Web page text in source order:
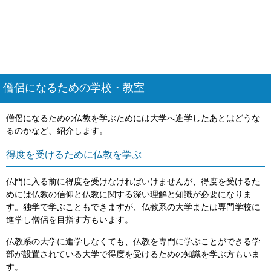
僧侶になるための学校・教室
僧侶になるための仏教を学ぶためには大学へ進学したあとはどうな
るのかなど、紹介します。
得度を受けるために仏教を学ぶ
仏門に入る前に得度を受けなければいけませんが、得度を受けるた
めには仏教の信仰と仏教に関する深い理解と知識が必要になりま
す。独学で学ぶこともできますが、仏教系の大学または専門学校に
進学し僧侶を目指す方もいます。
仏教系の大学に進学しなくても、仏教を専門に学ぶことができる学
部が設置されている大学で得度を受けるための知識を学ぶ方もいま
す。